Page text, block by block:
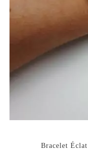
Bracelet